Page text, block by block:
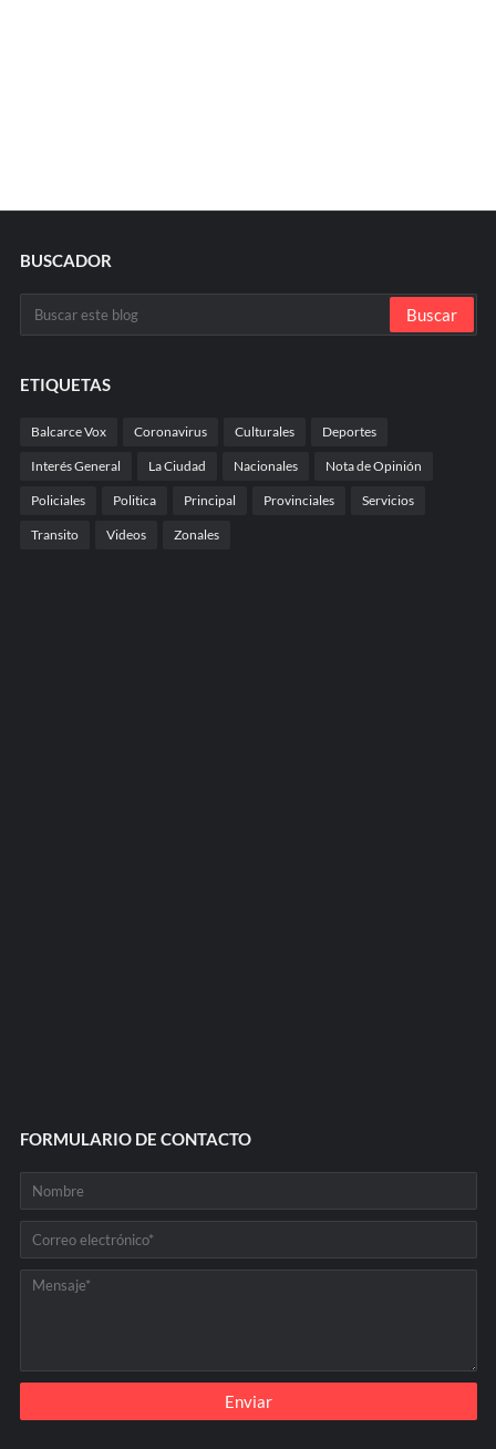
BUSCADOR
ETIQUETAS
Balcarce Vox Coronavirus Culturales Deportes
Interés General La Ciudad Nacionales Nota de Opinión
Policiales Politica Principal Provinciales Servicios
Transito Videos Zonales
FORMULARIO DE CONTACTO